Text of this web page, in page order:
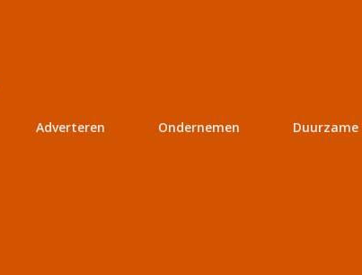
Adverteren Ondernemen Duurzame